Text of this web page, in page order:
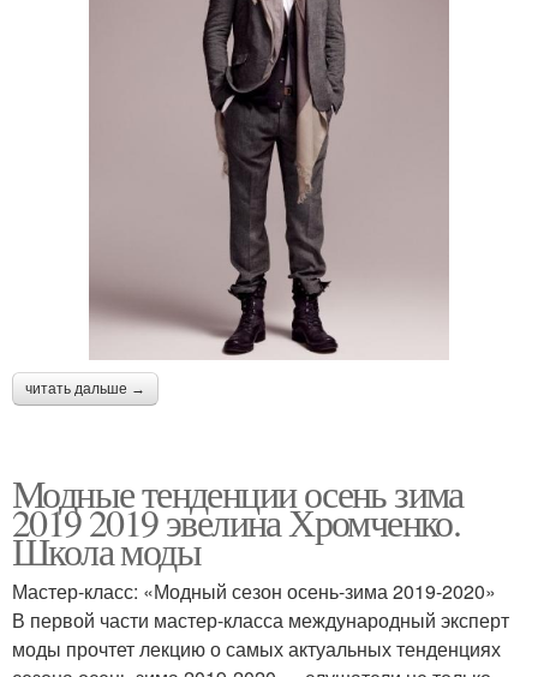
читать дальше →
Модные тенденции осень зима
2019 2019 эвелина Хромченко.
Школа моды
Мастер-класс: «Модный сезон осень-зима 2019-2020»
В первой части мастер-класса международный эксперт
моды прочтет лекцию о самых актуальных тенденциях